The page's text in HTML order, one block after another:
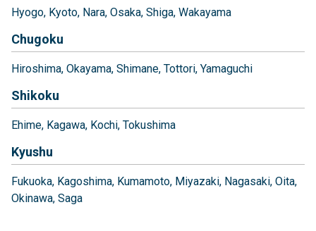
Hyogo Kyoto Nara Osaka Shiga Wakayama
Chugoku
Hiroshima Okayama Shimane Tottori Yamaguchi
Shikoku
Ehime Kagawa Kochi Tokushima
Kyushu
Fukuoka Kagoshima Kumamoto Miyazaki Nagasaki Oita
Okinawa Saga